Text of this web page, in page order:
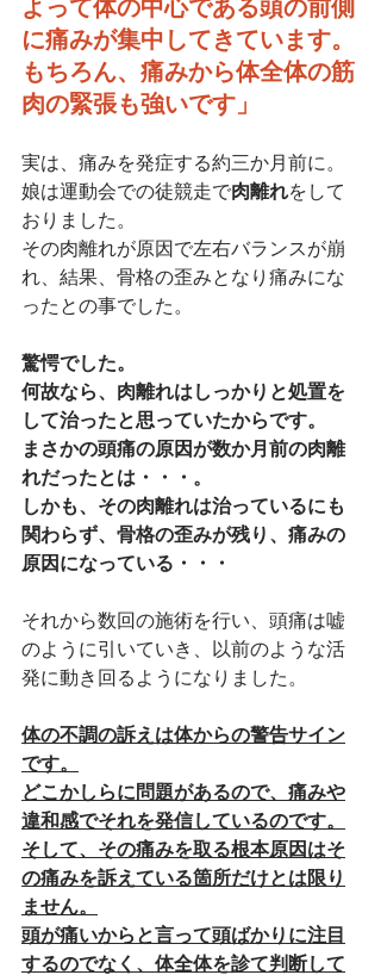
よって体の中心である頭の前側
に痛みが集中してきています。
もちろん、痛みから体全体の筋
肉の緊張も強いです」
実は、痛みを発症する約三か月前に。
娘は運動会での徒競走で肉離れをして
おりました。
その肉離れが原因で左右バランスが崩
れ、結果、骨格の歪みとなり痛みにな
ったとの事でした。
驚愕でした。
何故なら、肉離れはしっかりと処置を
して治ったと思っていたからです。
まさかの頭痛の原因が数か月前の肉離
れだったとは・・・。
しかも、その肉離れは治っているにも
関わらず、骨格の歪みが残り、痛みの
原因になっている・・・
それから数回の施術を行い、頭痛は嘘
のように引いていき、以前のような活
発に動き回るようになりました。
体の不調の訴えは体からの警告サイン
です。
どこかしらに問題があるので、痛みや
違和感でそれを発信しているのです。
そして、その痛みを取る根本原因はそ
の痛みを訴えている箇所だけとは限り
ません。
頭が痛いからと言って頭ばかりに注目
するのでなく、体全体を診て判断して